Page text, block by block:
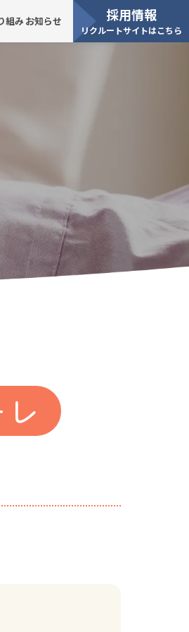
組み お知らせ 採用情報
リクルートサイトはこちら